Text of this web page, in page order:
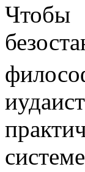
Чтобы